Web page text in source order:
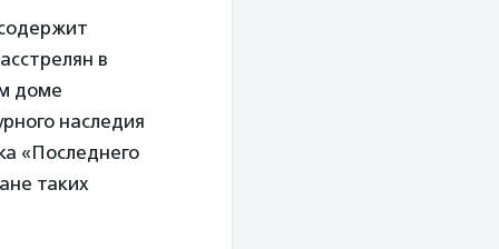
в
доме
наследия
«Последнего
таких